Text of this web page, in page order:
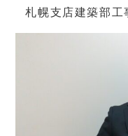
札幌支店建築部